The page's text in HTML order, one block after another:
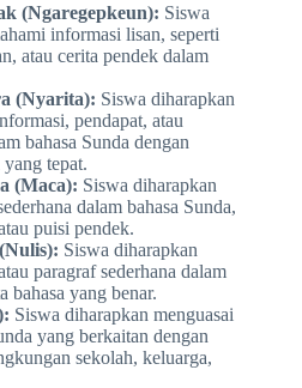
(Ngaregepkeun): Siswa
informasi lisan, seperti
atau cerita pendek dalam
(Nyarita): Siswa diharapkan
pendapat, atau
bahasa Sunda dengan
tepat.
(Maca): Siswa diharapkan
dalam bahasa Sunda,
puisi pendek.
Siswa diharapkan
paragraf sederhana dalam
bahasa yang benar.
Siswa diharapkan menguasai
yang berkaitan dengan
sekolah, keluarga,